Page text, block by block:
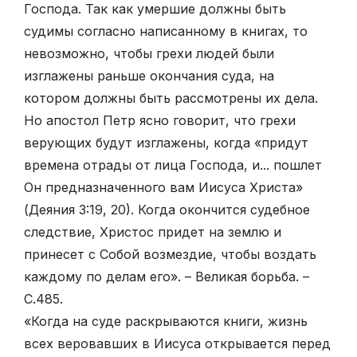
Господа. Так как умершие должны быть
судимы согласно написанному в книгах, то
невозможно, чтобы грехи людей были
изглажены раньше окончания суда, на
котором должны быть рассмотрены их дела.
Но апостол Петр ясно говорит, что грехи
верующих будут изглажены, когда «придут
времена отрады от лица Господа, и... пошлет
Он предназначенного вам Иисуса Христа»
(Деяния 3:19, 20). Когда окончится судебное
следствие, Христос придет на землю и
принесет с Собой возмездие, чтобы воздать
каждому по делам его». – Великая борьба. –
С.485.
«Когда на суде раскрываются книги, жизнь
всех веровавших в Иисуса открывается перед